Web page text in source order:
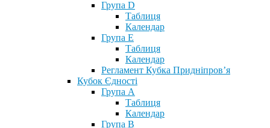
Група D
Таблиця
Календар
Група Е
Таблиця
Календар
Регламент Кубка Придніпров’я
Кубок Єдності
Група А
Таблиця
Календар
Група В